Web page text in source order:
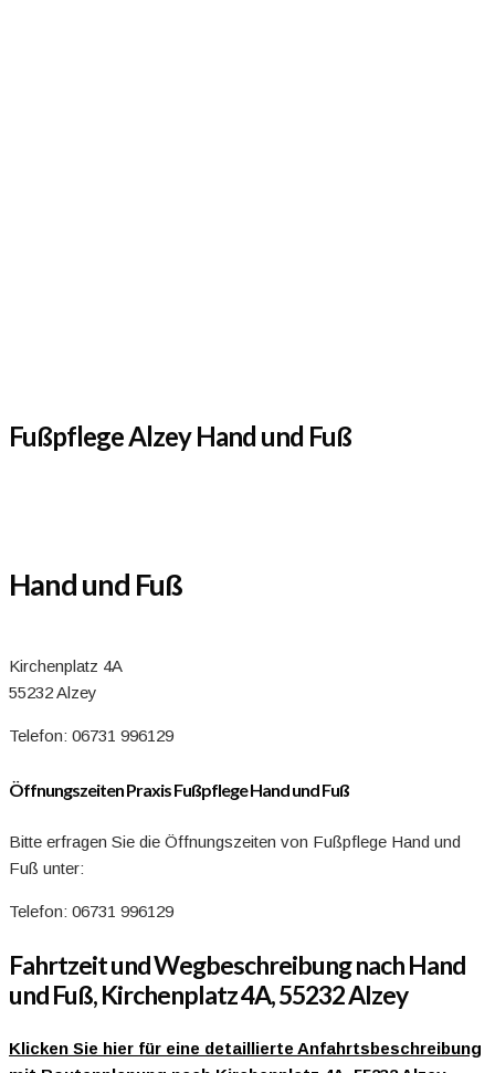
Fußpflege Alzey Hand und Fuß
Hand und Fuß
Kirchenplatz 4A
55232 Alzey
Telefon: 06731 996129
Öffnungszeiten Praxis Fußpflege Hand und Fuß
Bitte erfragen Sie die Öffnungszeiten von Fußpflege Hand und
Fuß unter:
Telefon: 06731 996129
Fahrtzeit und Wegbeschreibung nach Hand
und Fuß, Kirchenplatz 4A, 55232 Alzey
Klicken Sie hier für eine detaillierte Anfahrtsbeschreibung